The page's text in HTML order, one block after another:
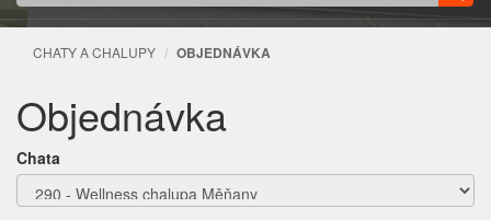
CHATY A CHALUPY OBJEDNÁVKA
Objednávka
Chata